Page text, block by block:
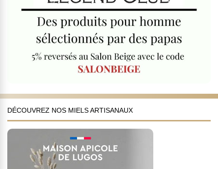
DÉCOUVREZ NOS MIELS ARTISANAUX